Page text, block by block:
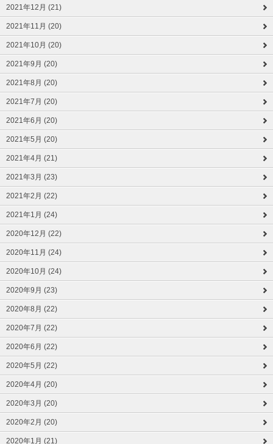
2021年12月 (21)
2021年11月 (20)
2021年10月 (20)
2021年9月 (20)
2021年8月 (20)
2021年7月 (20)
2021年6月 (20)
2021年5月 (20)
2021年4月 (21)
2021年3月 (23)
2021年2月 (22)
2021年1月 (24)
2020年12月 (22)
2020年11月 (24)
2020年10月 (24)
2020年9月 (23)
2020年8月 (22)
2020年7月 (22)
2020年6月 (22)
2020年5月 (22)
2020年4月 (20)
2020年3月 (20)
2020年2月 (20)
2020年1月 (21)